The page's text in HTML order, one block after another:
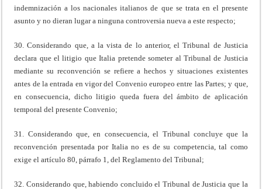
indemnización a los nacionales italianos de que se trata en el presente
asunto y no dieran lugar a ninguna controversia nueva a este respecto;
30. Considerando que, a la vista de lo anterior, el Tribunal de Justicia
declara que el litigio que Italia pretende someter al Tribunal de Justicia
mediante su reconvención se refiere a hechos y situaciones existentes
antes de la entrada en vigor del Convenio europeo entre las Partes; y que,
en consecuencia, dicho litigio queda fuera del ámbito de aplicación
temporal del presente Convenio;
31. Considerando que, en consecuencia, el Tribunal concluye que la
reconvención presentada por Italia no es de su competencia, tal como
exige el artículo 80, párrafo 1, del Reglamento del Tribunal;
32. Considerando que, habiendo concluido el Tribunal de Justicia que la